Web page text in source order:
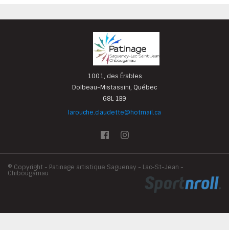
1001, des Érables
Dolbeau-Mistassini, Québec
G8L 1B9
larouche.claudette@hotmail.ca
© Copyright - Patinage artistique Saguenay - Lac-St-Jean -
Chibougamau